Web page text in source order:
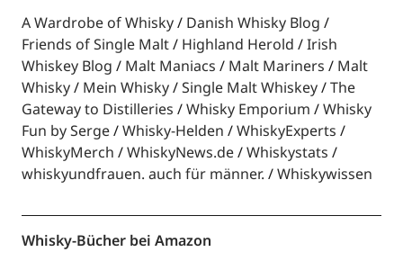
A Wardrobe of Whisky
Danish Whisky Blog
Friends of Single Malt
Highland Herold
Irish
Whiskey Blog
Malt Maniacs Malt Mariners
Malt
Whisky
Mein Whisky Single Malt Whiskey
The
Gateway to Distilleries
Whisky Emporium
Whisky
Fun by Serge
Whisky-Helden
WhiskyExperts
WhiskyMerch
WhiskyNews.de
Whiskystats
whiskyundfrauen. auch für männer.
Whiskywissen
Whisky-Bücher bei Amazon